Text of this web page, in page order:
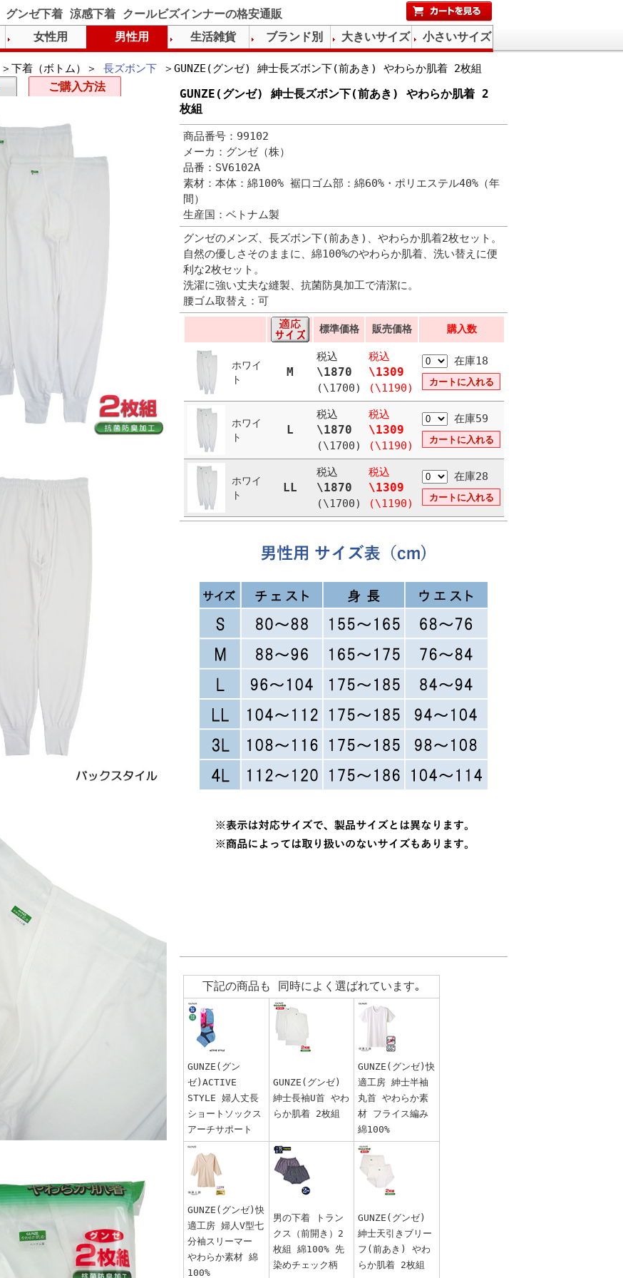
グンゼ下着 涼感下着 クールビズインナーの格安通販
＞下着（ボトム）＞ 長ズボン下 ＞GUNZE(グンゼ) 紳士長ズボン下(前あき) やわらか肌着 2枚組
GUNZE(グンゼ) 紳士長ズボン下(前あき) やわらか肌着 2
枚組
商品番号：99102
メーカ：グンゼ（株）
品番：SV6102A
素材：本体：綿100% 裾口ゴム部：綿60%・ポリエステル40%（年
間）
生産国：ベトナム製
グンゼのメンズ、長ズボン下(前あき)、やわらか肌着2枚セット。
自然の優しさそのままに、綿100%のやわらか肌着、洗い替えに便
利な2枚セット。
洗濯に強い丈夫な縫製、抗菌防臭加工で清潔に。
腰ゴム取替え：可
標準価格 販売価格 購入数
ホワイ
ト
M
税込
\1870
(\1700)
税込
\1309
(\1190)
在庫18
ホワイ
ト
L
税込
\1870
(\1700)
税込
\1309
(\1190)
在庫59
ホワイ
ト
LL
税込
\1870
(\1700)
税込
\1309
(\1190)
在庫28
下記の商品も 同時によく選ばれています｡
GUNZE(グン
ゼ)ACTIVE
STYLE 婦人丈長
ショートソックス
アーチサポート
GUNZE(グンゼ)
紳士長袖U首 やわ
らか肌着 2枚組
GUNZE(グンゼ)快
適工房 紳士半袖
丸首 やわらか素
材 フライス編み
綿100%
GUNZE(グンゼ)快
適工房 婦人V型七
分袖スリーマー
やわらか素材 綿
100%
男の下着 トラン
クス（前開き）2
枚組 綿100% 先
染めチェック柄
GUNZE(グンゼ)
紳士天引きブリー
フ(前あき) やわ
らか肌着 2枚組
ご購入方法
女性用 男性用 生活雑貨 ブランド別 大きいサイズ 小さいサイズ